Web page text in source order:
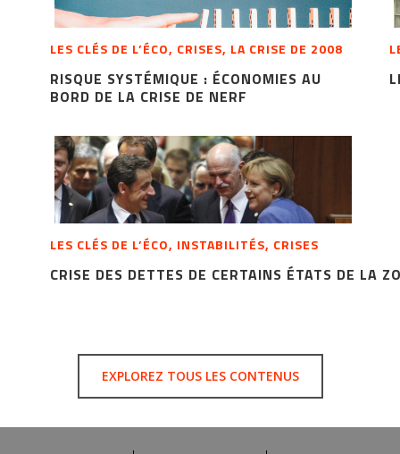
LES CLÉS DE L’ÉCO, CRISES, LA CRISE DE 2008
RISQUE SYSTÉMIQUE : ÉCONOMIES AU
BORD DE LA CRISE DE NERF
LES CLÉS DE L’ÉCO, INSTABILITÉS, CRISES
CRISE DES DETTES DE CERTAINS ÉTATS DE LA
EXPLOREZ TOUS LES CONTENUS